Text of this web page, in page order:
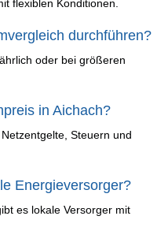
flexiblen Konditionen.
durchführen?
oder bei größeren
in Aichach?
Steuern und
Energieversorger?
es lokale Versorger mit